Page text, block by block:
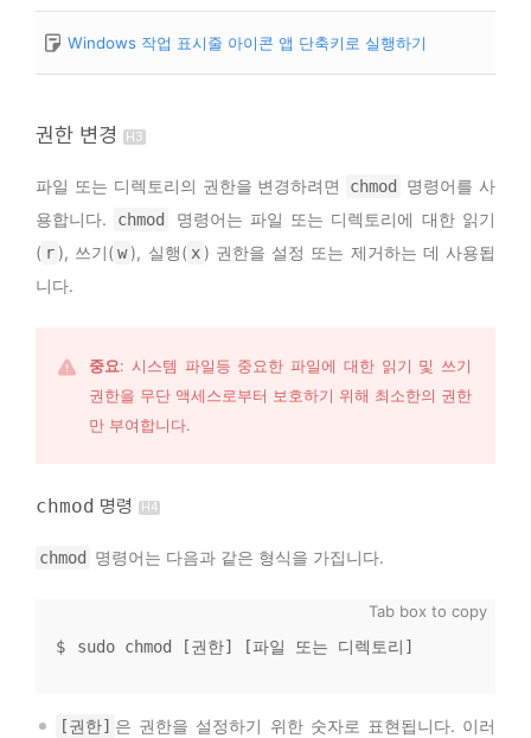
Windows 작업 표시줄 아이콘 앱 단축키로 실행하기
권한 변경
파일 또는 디렉토리의 권한을 변경하려면 chmod
명령어를 사
용합니다.
chmod
명령어는 파일 또는 디렉토리에 대한 읽기
( r ), 쓰기( w ), 실행( x ) 권한을 설정 또는 제거하는 데 사용됩
니다.
중요: 시스템 파일등 중요한 파일에 대한 읽기 및 쓰기
권한을 무단 액세스로부터 보호하기 위해 최소한의 권한
만 부여합니다.
chmod 명령
chmod 명령어는 다음과 같은 형식을 가집니다.
sudo chmod [권한] [파일 또는 디렉토리]
[권한] 은 권한을 설정하기 위한 숫자로 표현됩니다. 이러